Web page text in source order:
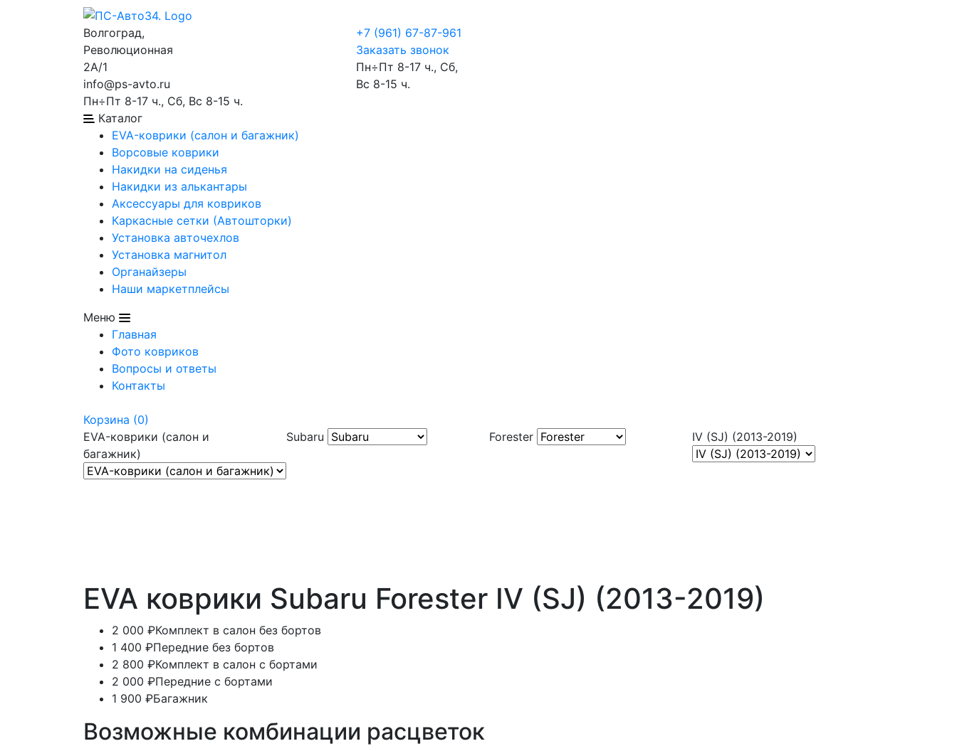
Волгоград,
Революционная
2А/1
info@ps-avto.ru
+7 (961) 67-87-961
Заказать звонок
Пн÷Пт 8-17 ч., Сб,
Вс 8-15 ч.
Пн÷Пт 8-17 ч., Сб, Вс 8-15 ч.
Каталог
EVA-коврики (салон и багажник)
Ворсовые коврики
Накидки на сиденья
Накидки из алькантары
Аксессуары для ковриков
Каркасные сетки (Автошторки)
Установка авточехлов
Установка магнитол
Органайзеры
Наши маркетплейсы
Меню
Главная
Фото ковриков
Вопросы и ответы
Контакты
Корзина (0)
EVA-коврики (салон и
багажник)
Subaru Forester IV (SJ) (2013-2019)
EVA коврики Subaru Forester IV (SJ) (2013-2019)
2 000 ₽Комплект в салон без бортов
1 400 ₽Передние без бортов
2 800 ₽Комплект в салон с бортами
2 000 ₽Передние с бортами
1 900 ₽Багажник
Возможные комбинации расцветок